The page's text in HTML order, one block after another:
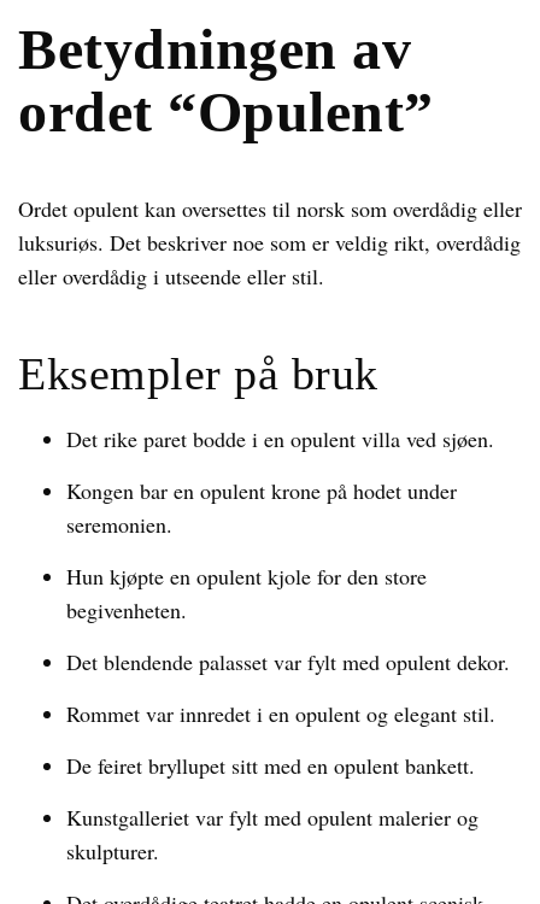
Betydningen av
ordet “Opulent”
Ordet opulent kan oversettes til norsk som overdådig eller
luksuriøs. Det beskriver noe som er veldig rikt, overdådig
eller overdådig i utseende eller stil.
Eksempler på bruk
Det rike paret bodde i en opulent villa ved sjøen.
Kongen bar en opulent krone på hodet under
seremonien.
Hun kjøpte en opulent kjole for den store
begivenheten.
Det blendende palasset var fylt med opulent dekor.
Rommet var innredet i en opulent og elegant stil.
De feiret bryllupet sitt med en opulent bankett.
Kunstgalleriet var fylt med opulent malerier og
skulpturer.